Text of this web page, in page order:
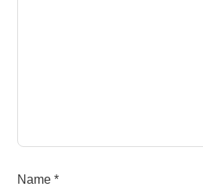
Name *